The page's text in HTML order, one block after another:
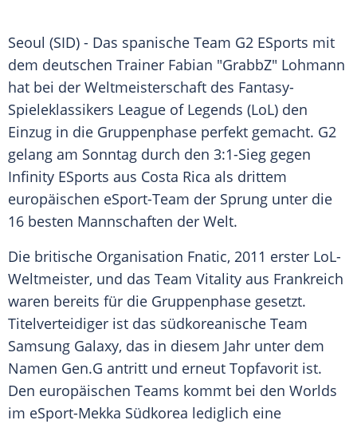
Seoul (SID) - Das spanische Team G2 ESports mit
dem deutschen Trainer Fabian "GrabbZ" Lohmann
hat bei der Weltmeisterschaft des Fantasy-
Spieleklassikers League of Legends (LoL) den
Einzug in die Gruppenphase perfekt gemacht. G2
gelang am Sonntag durch den 3:1-Sieg gegen
Infinity ESports aus Costa Rica als drittem
europäischen eSport-Team der Sprung unter die
16 besten Mannschaften der Welt.
Die britische Organisation Fnatic, 2011 erster LoL-
Weltmeister, und das Team Vitality aus Frankreich
waren bereits für die Gruppenphase gesetzt.
Titelverteidiger ist das südkoreanische Team
Samsung Galaxy, das in diesem Jahr unter dem
Namen Gen.G antritt und erneut Topfavorit ist.
Den europäischen Teams kommt bei den Worlds
im eSport-Mekka Südkorea lediglich eine